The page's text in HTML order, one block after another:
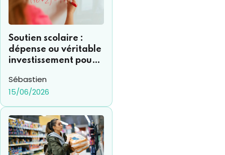
Soutien scolaire :
dépense ou véritable
investissement pour
Sébastien
15/06/2026